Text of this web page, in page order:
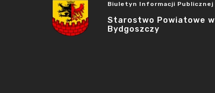
Biuletyn Informacji Publicznej
Starostwo Powiatowe w
Bydgoszczy